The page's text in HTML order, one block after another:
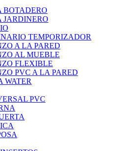
BOTADERO
JARDINERO
TEMPORIZADOR
A LA PARED
AL MUEBLE
FLEXIBLE
PVC A LA PARED
WATER
PVC